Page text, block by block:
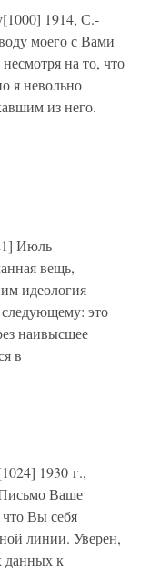
1914, С.-
моего с Вами
на то, что
я невольно
из него.
Июль
вещь,
идеология
следующему: это
наивысшее
в
1930 г.,
Ваше
Вы себя
линии. Уверен,
данных к